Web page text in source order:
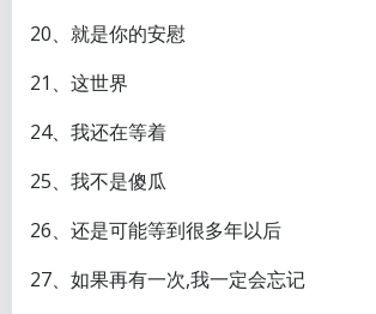
20、就是你的安慰
21、这世界
24、我还在等着
25、我不是傻瓜
26、还是可能等到很多年以后
27、如果再有一次,我一定会忘记